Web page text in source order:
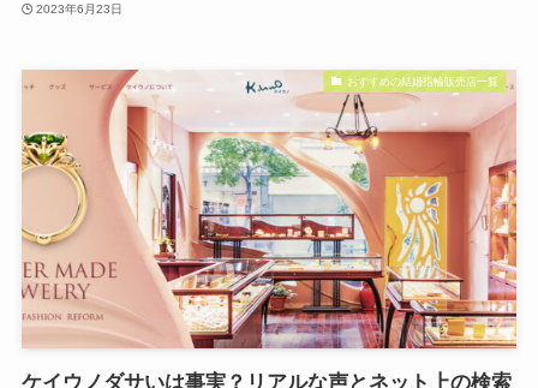
2023年6月23日
おすすめの結婚指輪販売店一覧
ケイウノダサいは事実？リアルな声とネット上の検索